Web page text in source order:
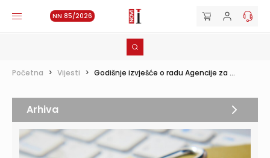
NN 85/2026
Početna > Vijesti > Godišnje izvješće o radu Agencije za ...
Arhiva